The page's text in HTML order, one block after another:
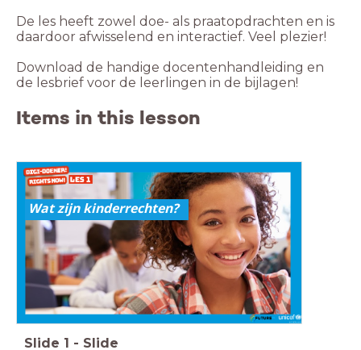
De les heeft zowel doe- als praatopdrachten en is
daardoor afwisselend en interactief. Veel plezier!
Download de handige docentenhandleiding en
de lesbrief voor de leerlingen in de bijlagen!
Items in this lesson
Wat zijn kinderrechten?
Slide 1 - Slide